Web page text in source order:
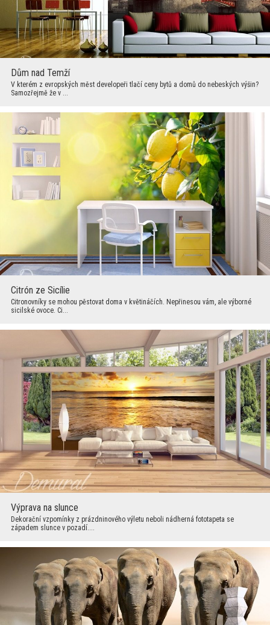
Dům nad Temží
V kterém z evropských měst developeři tlačí ceny bytů a domů do nebeských výšin?
Samozřejmě že v ...
Citrón ze Sicílie
Citronovníky se mohou pěstovat doma v květináčích. Nepřinesou vám, ale výborné
sicilské ovoce. Ci...
Výprava na slunce
Dekorační vzpomínky z prázdninového výletu neboli nádherná fototapeta se
západem slunce v pozadí....